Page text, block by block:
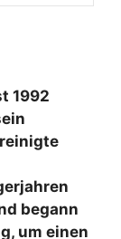
1992
begann
um einen